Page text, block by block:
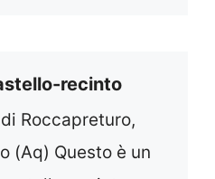
recinto
Roccapreturo,
(Aq) Questo è un